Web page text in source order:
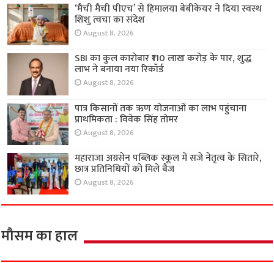
‘मैची मैची पीएच’ से हिमालया बेबीकेयर ने दिया स्वस्थ
शिशु त्वचा का संदेश
August 8, 2026
SBI का कुल कारोबार ₹110 लाख करोड़ के पार, शुद्ध
लाभ ने बनाया नया रिकॉर्ड
August 8, 2026
पात्र किसानों तक ऋण योजनाओं का लाभ पहुंचाना
प्राथमिकता : विवेक सिंह तोमर
August 8, 2026
महाराजा अग्रसेन पब्लिक स्कूल में सजे नेतृत्व के सितारे,
छात्र प्रतिनिधियों को मिले बैज
August 8, 2026
मौसम का हाल